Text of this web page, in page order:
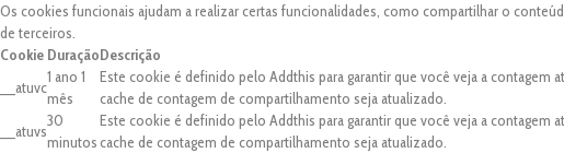
Os cookies funcionais ajudam a realizar certas funcionalidades, como compartilhar o
de terceiros.
Cookie DuraçãoDescrição
__atuvc
1 ano 1
mês
Este cookie é definido pelo Addthis para garantir que você veja a contagem
cache de contagem de compartilhamento seja atualizado.
__atuvs
30
minutos
Este cookie é definido pelo Addthis para garantir que você veja a contagem
cache de contagem de compartilhamento seja atualizado.